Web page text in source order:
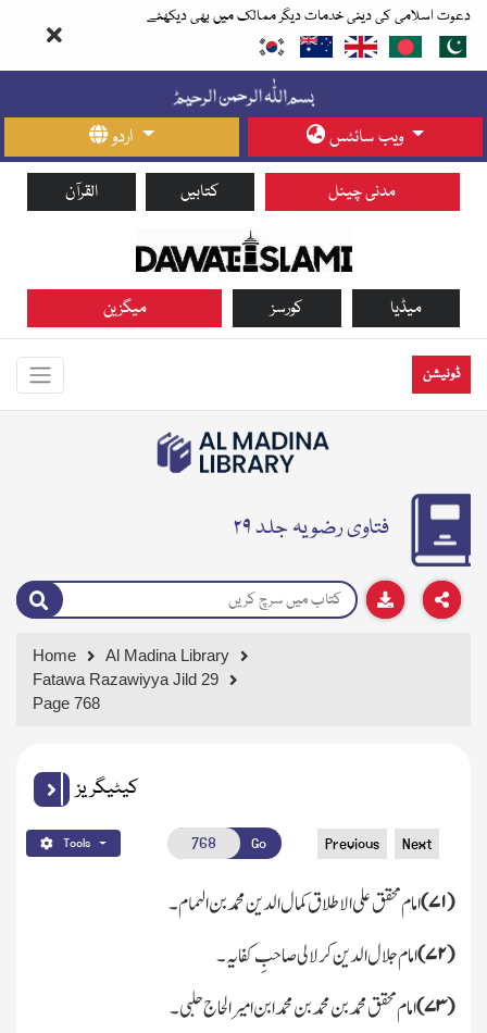
دعوت اسلامی کی دینی خدمات دیگر ممالک میں بھی دیکھئے
اردو ویب سائٹس
القرآن کتابیں مدنی چینل
میگزین کورسز میڈیا
ڈونیشن
فتاوی رضویہ جلد ۲۹
Home
Al Madina Library
Fatawa Razawiyya Jild 29
Page 768
کیٹیگریز
Tools Go Previous Next
(۷۱) امام محقق علی الاطلاق کمال الدین محمد بن الہمام۔
(۷۲) امام جلال الدین کرلالی صاحبِ کفایہ۔
(۷۳) امام محقق محمد بن محمد بن محمد ابن امیر الحاج حلبی۔